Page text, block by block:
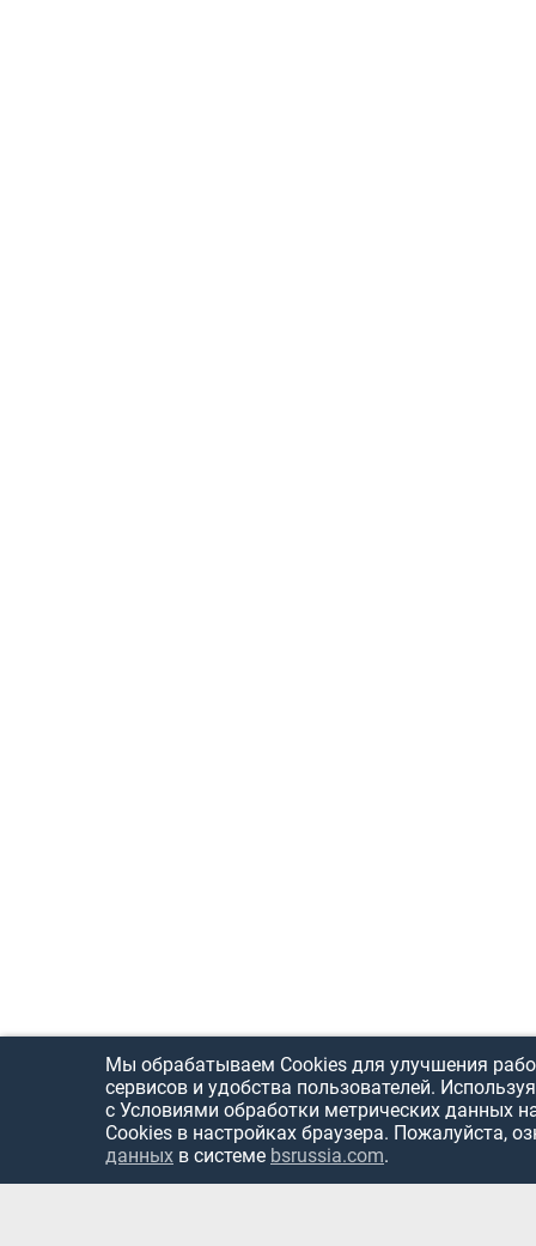
Мы обрабатываем Cookies для улучшения
сервисов и удобства пользователей.
с Условиями обработки метрических данных
Cookies в настройках браузера. Пожалуйста,
данных в системе bsrussia.com.